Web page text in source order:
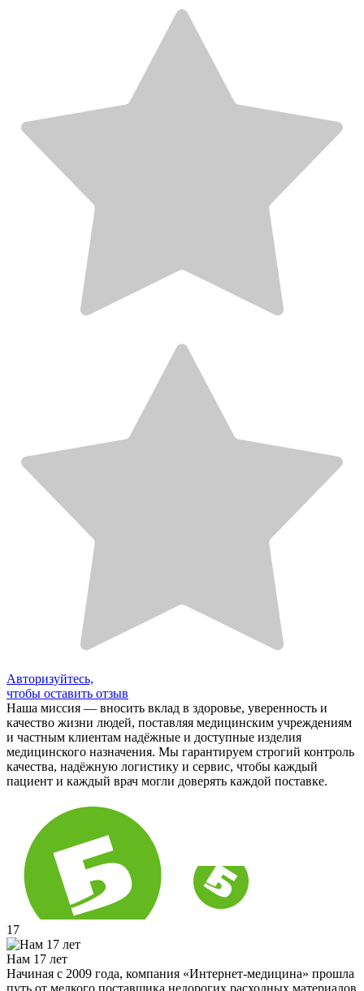
Авторизуйтесь,
чтобы оставить отзыв
Наша миссия — вносить вклад в здоровье, уверенность и
качество жизни людей, поставляя медицинским учреждениям
и частным клиентам надёжные и доступные изделия
медицинского назначения. Мы гарантируем строгий контроль
качества, надёжную логистику и сервис, чтобы каждый
пациент и каждый врач могли доверять каждой поставке.
17
Нам 17 лет
Начиная с 2009 года, компания «Интернет-медицина» прошла
путь от мелкого поставщика недорогих расходных материалов